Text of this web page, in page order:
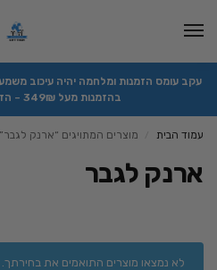
עקב עומס הזמנות ומלחמה יהיה עיכוב
בהזמנות מעל 349₪ – הזמינו עכשיו באתר –
עמוד הבית מוצרים המתויגים “ארנק לגבר”
ארנק לגבר
לא נמצאו מוצרים התואמים את בחירתך.